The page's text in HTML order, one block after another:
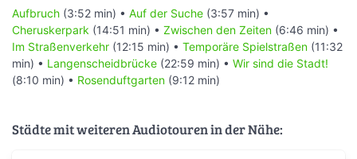
Aufbruch (3:52 min) • Auf der Suche (3:57 min) •
Cheruskerpark (14:51 min) • Zwischen den Zeiten (6:46 min) •
Im Straßenverkehr (12:15 min) • Temporäre Spielstraßen (11:32
min) • Langenscheidbrücke (22:59 min) • Wir sind die Stadt!
(8:10 min) • Rosenduftgarten (9:12 min)
Städte mit weiteren Audiotouren in der Nähe: